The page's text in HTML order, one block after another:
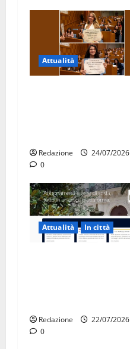
Attualità
Redazione
24/07/2026
0
Attualità In città
Redazione
22/07/2026
0